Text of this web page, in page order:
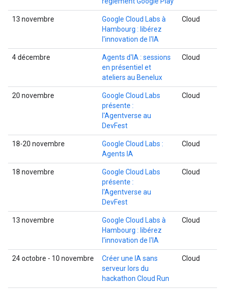
13 novembre
Google Cloud Labs à
Hambourg : libérez
l'innovation de l'IA
Cloud
4 décembre
Agents d'IA : sessions
en présentiel et
ateliers au Benelux
Cloud
20 novembre
Google Cloud Labs
présente :
l'Agentverse au
DevFest
Cloud
18-20 novembre
Google Cloud Labs :
Agents IA
Cloud
18 novembre
Google Cloud Labs
présente :
l'Agentverse au
DevFest
Cloud
13 novembre
Google Cloud Labs à
Hambourg : libérez
l'innovation de l'IA
Cloud
24 octobre - 10 novembre
Créer une IA sans
serveur lors du
hackathon Cloud Run
Cloud